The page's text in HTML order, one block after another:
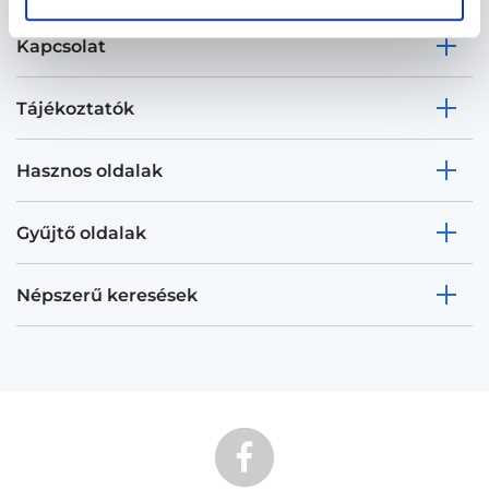
Kapcsolat
Tájékoztatók
Hasznos oldalak
Gyűjtő oldalak
Népszerű keresések